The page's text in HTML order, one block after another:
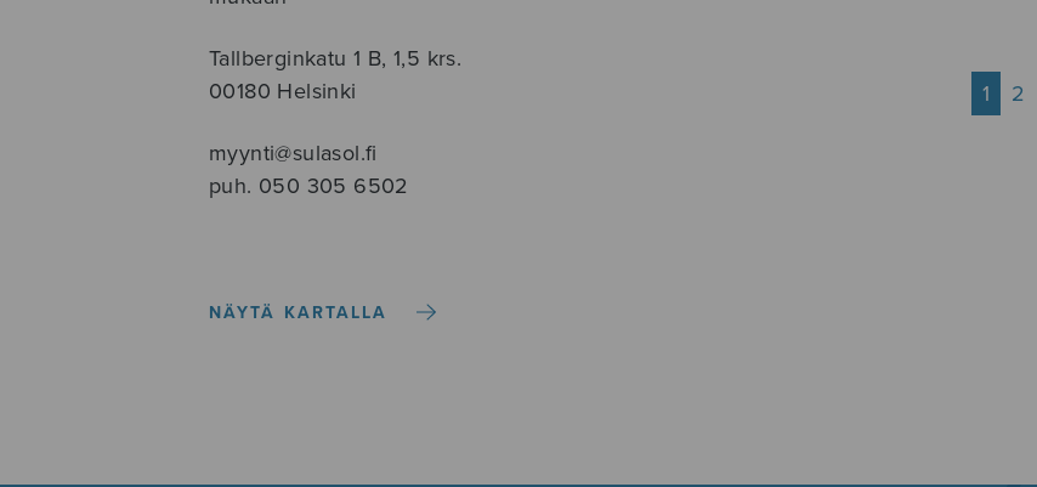
Tallberginkatu 1 B, 1,5 krs.
00180 Helsinki
myynti@sulasol.fi
puh. 050 305 6502
NÄYTÄ KARTALLA
1 2